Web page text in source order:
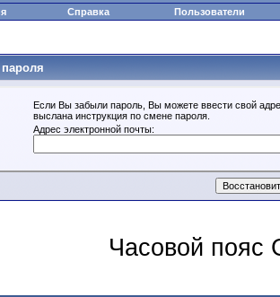
Справка Пользователи
Если Вы забыли пароль, Вы можете ввести свой
выслана инструкция по смене пароля.
Адрес электронной почты:
Часовой пояс